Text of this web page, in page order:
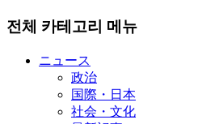
전체 카테고리 메뉴
ニュース
政治
国際・日本
社会・文化